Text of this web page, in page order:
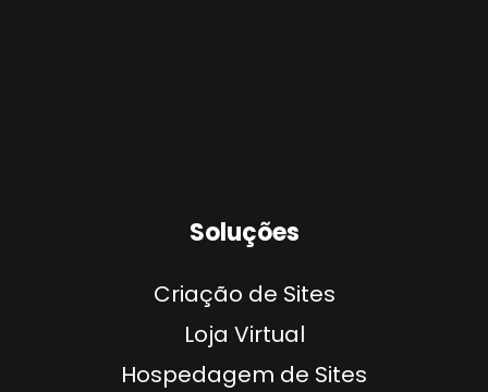
Soluções
Criação de Sites
Loja Virtual
Hospedagem de Sites